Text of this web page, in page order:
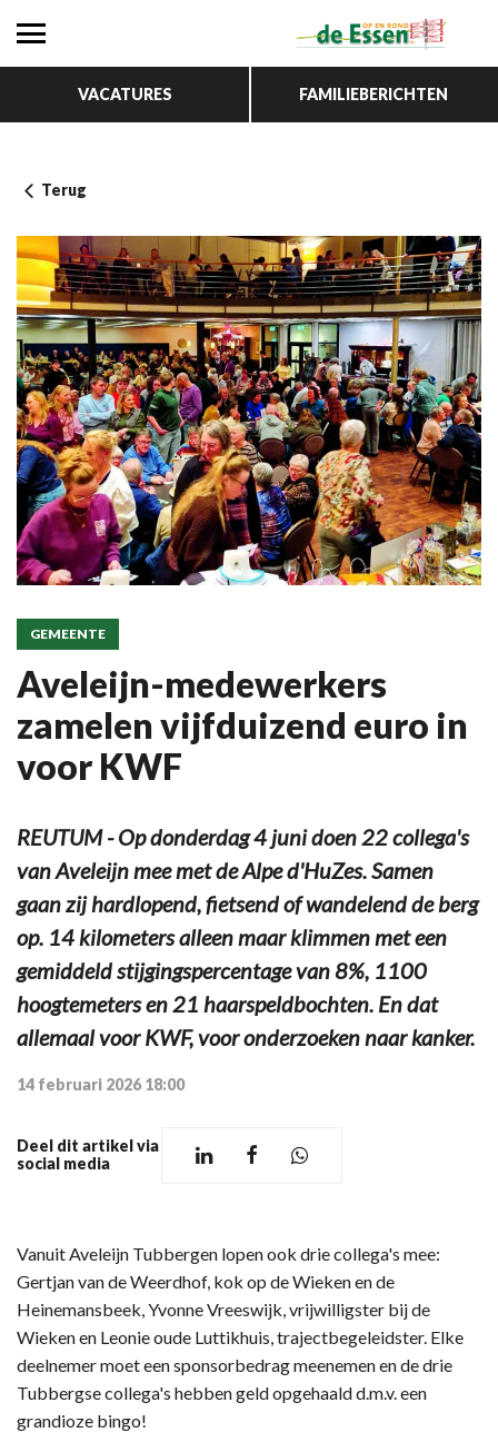
VACATURES FAMILIEBERICHTEN
Terug
GEMEENTE
Aveleijn-medewerkers
zamelen vijfduizend euro in
voor KWF
REUTUM - Op donderdag 4 juni doen 22 collega's
van Aveleijn mee met de Alpe d'HuZes. Samen
gaan zij hardlopend, fietsend of wandelend de berg
op. 14 kilometers alleen maar klimmen met een
gemiddeld stijgingspercentage van 8%, 1100
hoogtemeters en 21 haarspeldbochten. En dat
allemaal voor KWF, voor onderzoeken naar kanker.
14 februari 2026 18:00
Deel dit artikel via
social media
Vanuit Aveleijn Tubbergen lopen ook drie collega's mee:
Gertjan van de Weerdhof, kok op de Wieken en de
Heinemansbeek, Yvonne Vreeswijk, vrijwilligster bij de
Wieken en Leonie oude Luttikhuis, trajectbegeleidster. Elke
deelnemer moet een sponsorbedrag meenemen en de drie
Tubbergse collega's hebben geld opgehaald d.m.v. een
grandioze bingo!